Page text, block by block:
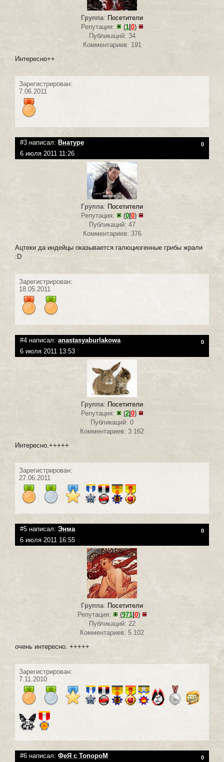
Группа: Посетители
Репутация:
(1| 0)
Публикаций: 34
Комментариев: 191
Интересно++
Зарегистрирован:
7.06.2011
#3 написал: Внатуре 0
6 июля 2011 11:26
Группа: Посетители
Репутация:
(0| 0)
Публикаций: 47
Комментариев: 376
Ацтеки да индейцы оказывается галюциогенные грибы жрали
:D
Зарегистрирован:
18.05.2011
#4 написал: anastasyaburlakowa 0
6 июля 2011 13:53
Группа: Посетители
Репутация:
(2| 0)
Публикаций: 0
Комментариев: 3 162
Интересно.+++++
Зарегистрирован:
27.06.2011
#5 написал: Энма 0
6 июля 2011 16:55
Группа: Посетители
Репутация:
(971| 0)
Публикаций: 22
Комментариев: 5 102
очень интересно. +++++
Зарегистрирован:
7.11.2010
#6 написал: ФеЯ с ТопороМ 0